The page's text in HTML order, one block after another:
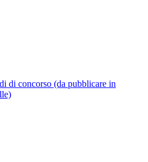
di concorso (da pubblicare in